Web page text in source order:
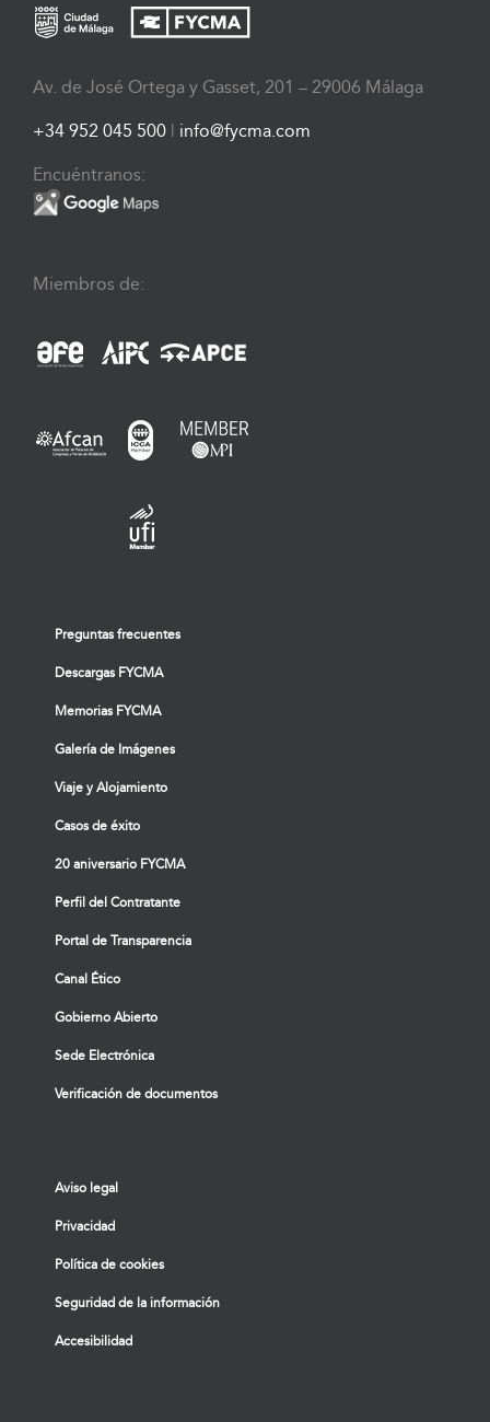
Av. de José Ortega y Gasset, 201 – 29006 Málaga
+34 952 045 500 | info@fycma.com
Encuéntranos:
Miembros de:
Preguntas frecuentes
Descargas FYCMA
Memorias FYCMA
Galería de Imágenes
Viaje y Alojamiento
Casos de éxito
20 aniversario FYCMA
Perfil del Contratante
Portal de Transparencia
Canal Ético
Gobierno Abierto
Sede Electrónica
Verificación de documentos
Aviso legal
Privacidad
Política de cookies
Seguridad de la información
Accesibilidad